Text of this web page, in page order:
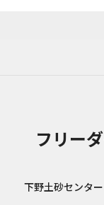
フリー
下野土砂センタ